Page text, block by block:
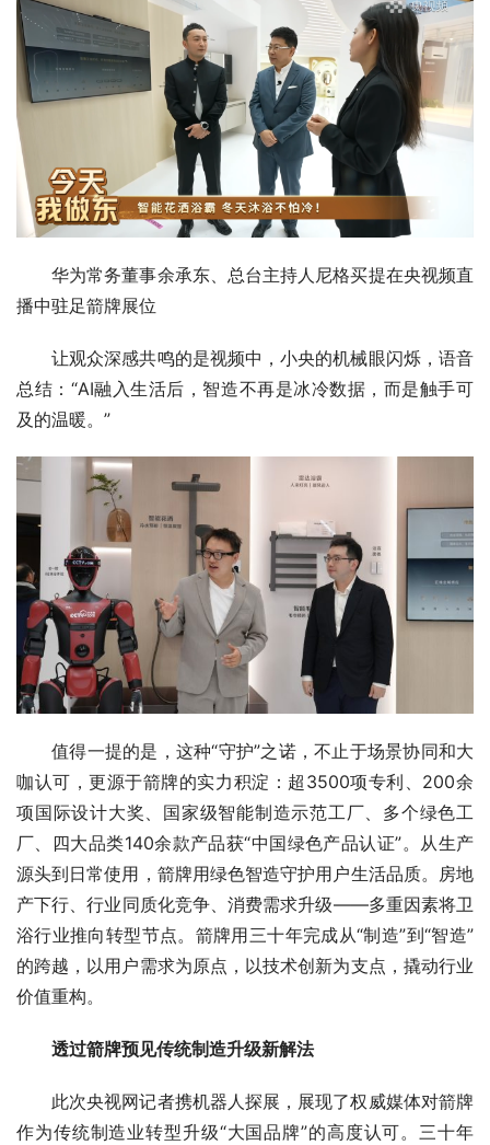
华为常务董事余承东、总台主持人尼格买提在央视频直
播中驻足箭牌展位
让观众深感共鸣的是视频中，小央的机械眼闪烁，语音
总结：“AI融入生活后，智造不再是冰冷数据，而是触手可
及的温暖。”
值得一提的是，这种“守护”之诺，不止于场景协同和大
咖认可，更源于箭牌的实力积淀：超3500项专利、200余
项国际设计大奖、国家级智能制造示范工厂、多个绿色工
厂、四大品类140余款产品获“中国绿色产品认证”。从生产
源头到日常使用，箭牌用绿色智造守护用户生活品质。房地
产下行、行业同质化竞争、消费需求升级——多重因素将卫
浴行业推向转型节点。箭牌用三十年完成从“制造”到“智造”
的跨越，以用户需求为原点，以技术创新为支点，撬动行业
价值重构。
透过箭牌预见传统制造升级新解法
此次央视网记者携机器人探展，展现了权威媒体对箭牌
作为传统制造业转型升级“大国品牌”的高度认可。三十年